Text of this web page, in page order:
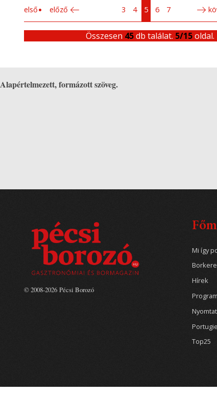
első előző 3 4 5 6 7
Összesen 45db találat. 5/15oldal.
Alapértelmezett, formázott szöveg.
Mi így
Hírek
Top25
© 2008-2026 Pécsi Borozó